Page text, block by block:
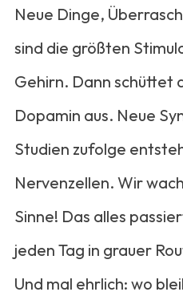
Neue Dinge,
sind die größten
Gehirn. Dann schüttet
Dopamin aus. Neue
Studien zufolge
Nervenzellen. Wir
Sinne! Das alles
jeden Tag in grauer
Und mal ehrlich: wo